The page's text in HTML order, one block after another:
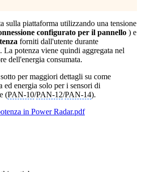
sulla piattaforma utilizzando una tensione
configurato per il pannello ) e
forniti dall'utente durante
La potenza viene quindi aggregata nel
dell'energia consumata.
per maggiori dettagli su come
ed energia solo per i sensori di
(PAN-10/PAN-12/PAN-14).
in Power Radar.pdf